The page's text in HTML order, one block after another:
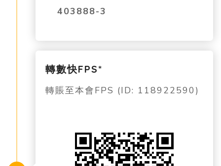
403888-3
轉數快FPS*
轉賬至本會FPS (ID: 118922590)